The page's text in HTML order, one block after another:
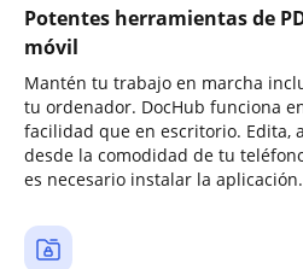
Potentes herramientas de
móvil
Mantén tu trabajo en marcha
tu ordenador. DocHub funciona
facilidad que en escritorio. Edita,
desde la comodidad de tu
es necesario instalar la aplicación.